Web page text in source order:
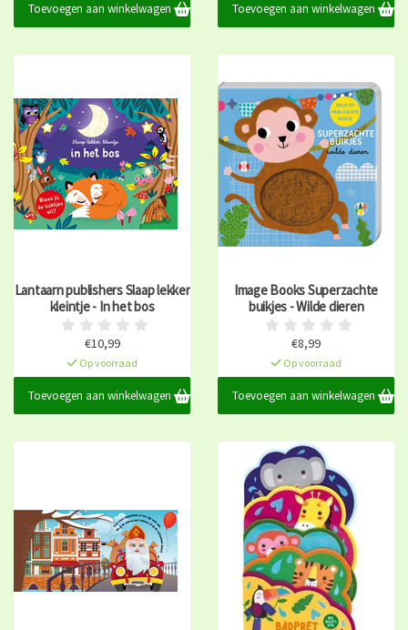
Toevoegen aan winkelwagen Toevoegen aan winkelwagen
Lantaarn publishers Slaap lekker
kleintje - In het bos
€10,99
Op voorraad
Toevoegen aan winkelwagen
Image Books Superzachte
buikjes - Wilde dieren
€8,99
Op voorraad
Toevoegen aan winkelwagen